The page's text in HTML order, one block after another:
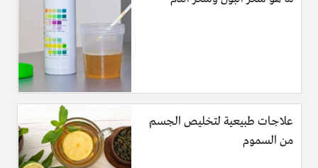
علاجات طبيعية لتخليص الجسم
من السموم